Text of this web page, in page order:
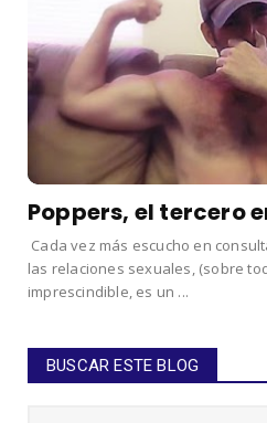
Poppers, el tercero
Cada vez más escucho en
las relaciones sexuales, (sobre
imprescindible, es un ...
BUSCAR ESTE BLOG